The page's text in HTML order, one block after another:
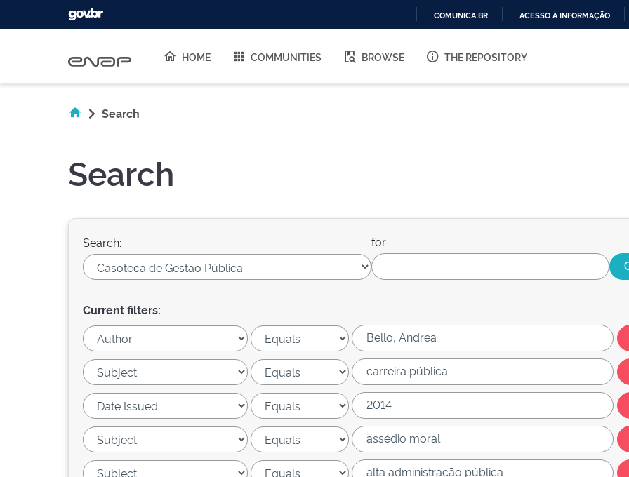
O
COMUNICA BR ACESSO À INFORMAÇÃO
HOME COMMUNITIES BROWSE THE REPOSITORY
Search
Search
Search: for
Current filters: